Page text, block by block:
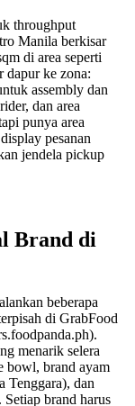
throughput
Manila berkisar
di area seperti
ke zona:
assembly dan
dan area
punya area
pesanan
jendela pickup
Brand di
beberapa
di GrabFood
menarik selera
bowl, brand ayam
Tenggara), dan
brand harus